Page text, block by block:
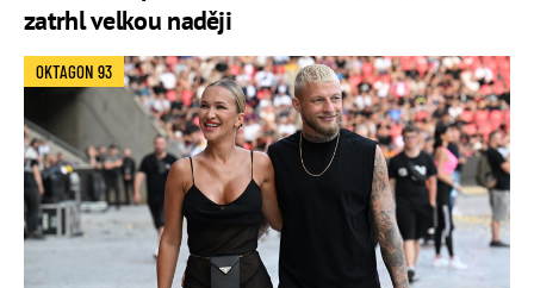
zatrhl velkou naději
OKTAGON 93